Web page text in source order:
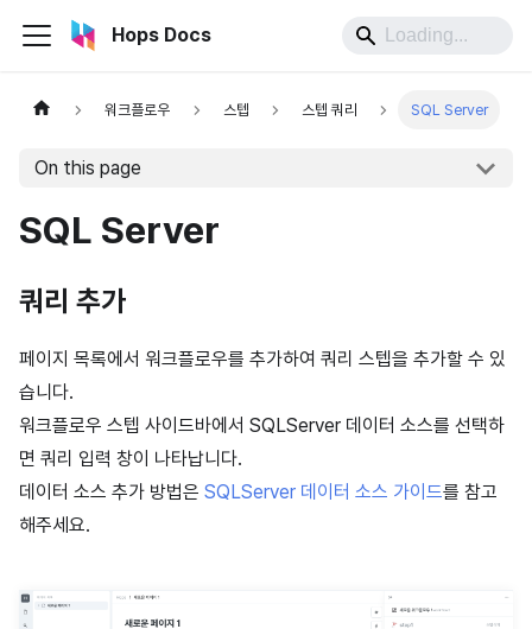
Hops Docs
워크플로우 스텝 스텝 쿼리 SQL Server
On this page
SQL Server
쿼리 추가
페이지 목록에서 워크플로우를 추가하여 쿼리 스텝을 추가할 수 있
습니다.
워크플로우 스텝 사이드바에서 SQLServer 데이터 소스를 선택하
면 쿼리 입력 창이 나타납니다.
데이터 소스 추가 방법은 SQLServer 데이터 소스 가이드를 참고
해주세요.